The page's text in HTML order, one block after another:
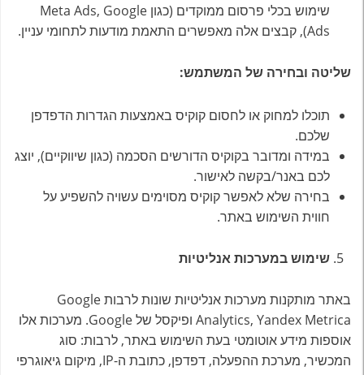
שימוש בכלי פרסום ממוקדים (כגון Meta Ads, Google
Ads), קבצים אלה מאפשרים התאמת מודעות לתחומי עניין.
שליטה ובחירה של המשתמש:
תוכלו למחוק או לחסום קוקיס באמצעות הגדרות הדפדפן
שלכם.
במידה ומדובר בקוקיס הדורשים הסכמה (כגון שיווקיים), יוצג
לכם באנר/בקשה לאישור.
בחירה שלא לאפשר קוקיס מסוימים עשויה להשפיע על
חווית השימוש באתר.
שימוש במערכות אנליטיות
באתר מותקנות מערכות אנליטיות שונות לרבות Google
Analytics, Yandex Metrica ופיקסל של Google. מערכות אלו
אוספות מידע אוטומטי בעת השימוש באתר, לרבות: סוג
המכשיר, מערכת ההפעלה, דפדפן, כתובת ה-IP, מיקום גיאוגרפי